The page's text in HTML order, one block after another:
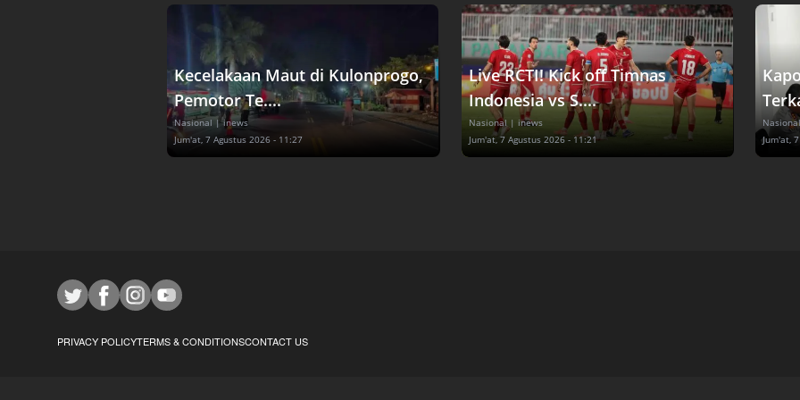
Kecelakaan Maut di Kulonprogo,
Pemotor Te....
Nasional | inews
Jum'at, 7 Agustus 2026 - 11:27
Live RCTI! Kick off Timnas
Indonesia vs S....
Nasional | inews
Jum'at, 7 Agustus 2026 - 11:21
Jum'at,
PRIVACY POLICYTERMS & CONDITIONSCONTACT US